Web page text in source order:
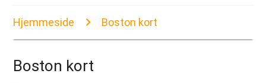
Hjemmeside Boston kort
Boston kort